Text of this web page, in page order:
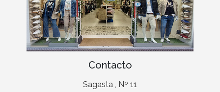
Contacto
Sagasta , Nº 11